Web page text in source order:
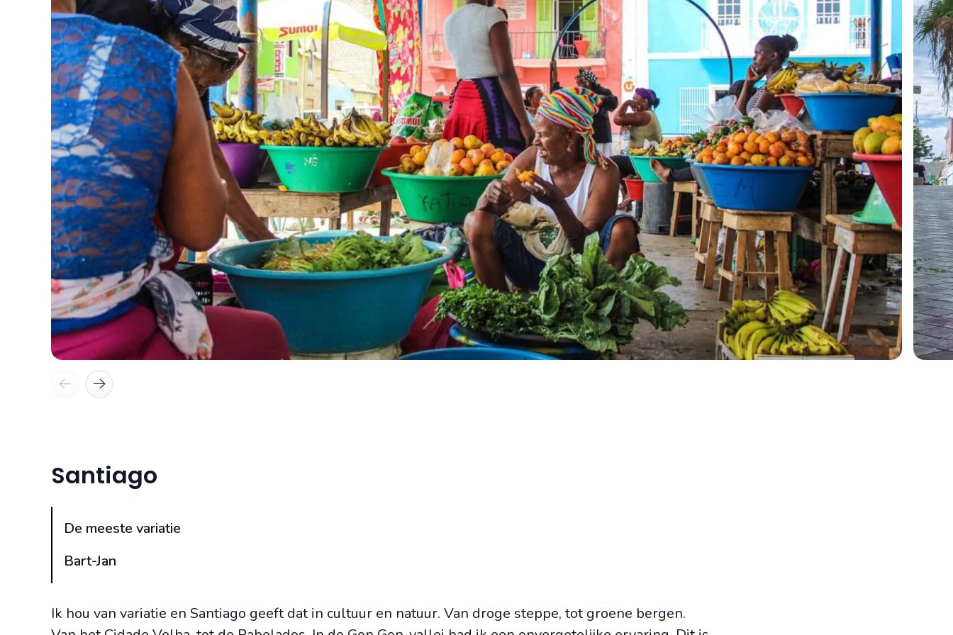
Santiago
De meeste variatie
Bart-Jan
Ik hou van variatie en Santiago geeft dat in cultuur en natuur. Van droge steppe, tot groene bergen.